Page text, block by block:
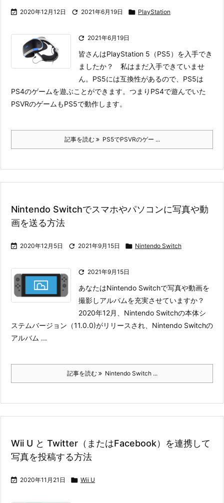
 2020年12月12日  2021年6月19日  PlayStation
 2021年6月19日
皆さんはPlayStation 5（PS5）を入手でき
ましたか？ 私はまだ入手できていませ
ん。PS5には互換性があるので、PS5は
PS4のゲームを遊ぶことができます。つまりPS4で遊んでいた
PSVRのゲームもPS5で動作します。
記事を読む PS5でPSVRのゲー ...
Nintendo Switchでスマホやパソコンに写真や動
画を送る方法
 2020年12月5日  2021年9月15日  Nintendo Switch
 2021年9月15日
あなたはNintendo Switchで写真や動画を
撮影しアルバムを充実させていますか？
2020年12月、Nintendo Switchの本体シ
ステムバージョン（11.0.0)がリリースされ、Nintendo Switchの
アルバム ...
記事を読む Nintendo Switch ...
Wii U と Twitter（またはFacebook）を連携して
写真を投稿する方法
 2020年11月21日  Wii U